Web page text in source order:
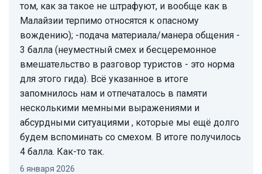
том, как за такое не штрафуют, и вообще как в
Малайзии терпимо относятся к опасному
вождению); -подача материала/манера общения -
3 балла (неуместный смех и бесцеремонное
вмешательство в разговор туристов - это норма
для этого гида). Всё указанное в итоге
запомнилось нам и отпечаталось в памяти
несколькими мемными выражениями и
абсурдными ситуациями , которые мы ещё долго
будем вспоминать со смехом. В итоге получилось
4 балла. Как-то так.
6 января 2026